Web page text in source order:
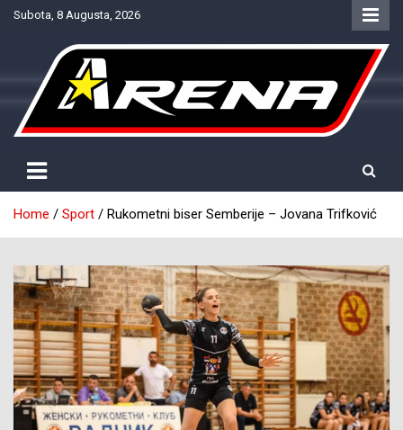
SkipSubota, 8 Augusta, 2026
NTV Arena
Home Sport Rukometni biser Semberije – Jovana Trifković